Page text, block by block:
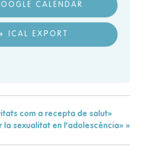
CALENDAR
ICAL EXPORT
com a recepta de salut»
la sexualitat en l’adolescència» »